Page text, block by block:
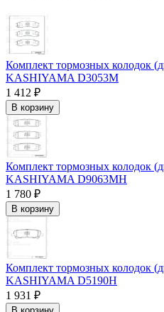
Комплект тормозных колодок
KASHIYAMA D3053M
1 412 ₽
В корзину
Комплект тормозных колодок
KASHIYAMA D9063MH
1 780 ₽
В корзину
Комплект тормозных колодок
KASHIYAMA D5190H
1 931 ₽